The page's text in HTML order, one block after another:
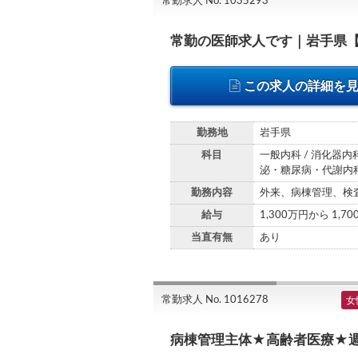
常勤の医師求人です｜岩手県
この求人の詳細を
勤務地 岩手県
科目
一般内科 / 消化器内
泌・糖尿病・代謝内
勤務内容 外来、病棟管理、検
給与 1,300万円から
当直有無 あり
常勤求人 No. 1016278 女
病棟管理主体★高齢者医療★